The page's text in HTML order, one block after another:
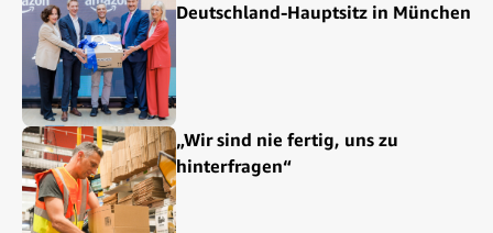
Deutschland-Hauptsitz in München
„Wir sind nie fertig, uns zu
hinterfragen“